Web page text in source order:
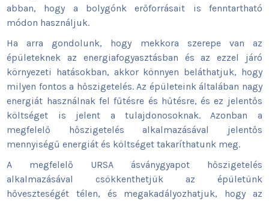
abban, hogy a bolygónk erőforrásait is fenntartható
módon használjuk.
Ha arra gondolunk, hogy mekkora szerepe van az
épületeknek az energiafogyasztásban és az ezzel járó
környezeti hatásokban, akkor könnyen beláthatjuk, hogy
milyen fontos a hőszigetelés. Az épületeink általában nagy
energiát használnak fel fűtésre és hűtésre, és ez jelentős
költséget is jelent a tulajdonosoknak. Azonban a
megfelelő hőszigetelés alkalmazásával jelentős
mennyiségű energiát és költséget takaríthatunk meg.
A megfelelő URSA ásványgyapot hőszigetelés
alkalmazásával csökkenthetjük az épületünk
hőveszteségét télen, és megakadályozhatjuk, hogy az